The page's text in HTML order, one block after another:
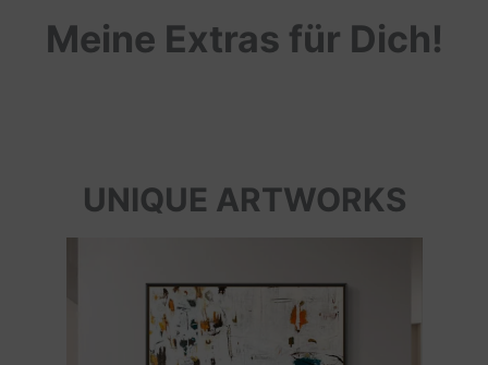
Meine Extras für Dich!
UNIQUE ARTWORKS